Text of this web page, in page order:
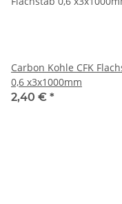
Carbon Kohle CFK
0,6 x3x1000mm
2,40 € *